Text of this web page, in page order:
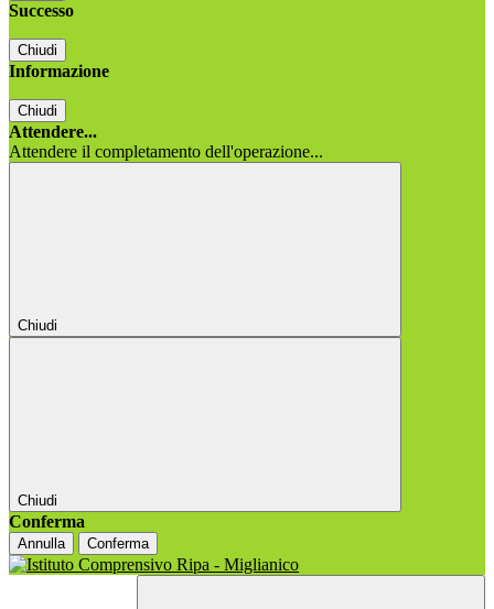
Successo
Chiudi
Informazione
Chiudi
Attendere...
Attendere il completamento dell'operazione...
Chiudi
Chiudi
Conferma
Annulla Conferma